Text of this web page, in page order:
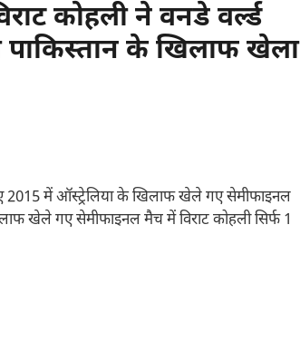
कोहली ने वनडे वर्ल्ड
के खिलाफ खेला
2015 में ऑस्ट्रेलिया के खिलाफ खेले गए सेमीफाइनल
खेले गए सेमीफाइनल मैच में विराट कोहली सिर्फ 1